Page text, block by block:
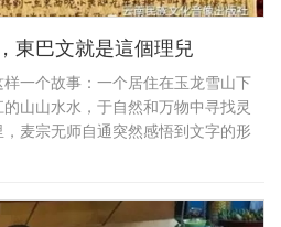
東巴文就是這個理兒
一个故事：一个居住在玉龙雪山下
山山水水，于自然和万物中寻找灵
麦宗无师自通突然感悟到文字的形
付诸文字来表达出来。这种文字就